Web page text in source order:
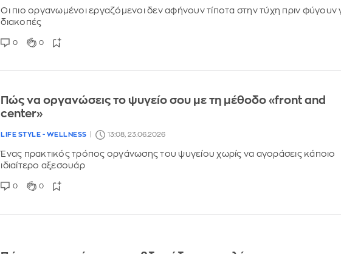
Οι πιο οργανωμένοι εργαζόμενοι δεν αφήνουν τίποτα στην τύχη πριν φύγουν
διακοπές
0 0
Πώς να οργανώσεις το ψυγείο σου με τη μέθοδο «front and
center»
LIFE STYLE - WELLNESS 13:08, 23.06.2026
Ένας πρακτικός τρόπος οργάνωσης του ψυγείου χωρίς να αγοράσεις κάποιο
ιδιαίτερο αξεσουάρ
0 0